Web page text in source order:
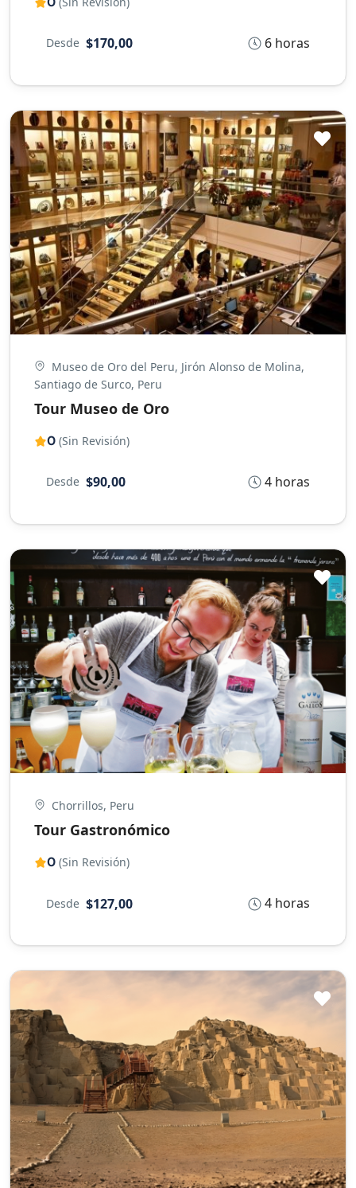
6 horas
Desde $170,00
Museo de Oro del Peru, Jirón Alonso de Molina,
Santiago de Surco, Peru
Tour Museo de Oro
0 (Sin Revisión)
4 horas
Desde $90,00
Chorrillos, Peru
Tour Gastronómico
0 (Sin Revisión)
4 horas
Desde $127,00